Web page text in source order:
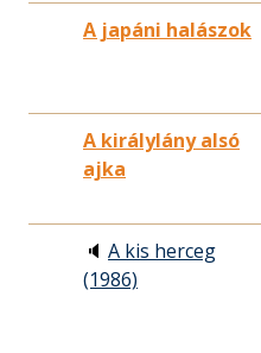
A japáni halászok
A királylány alsó
ajka
🔈 A kis herceg
(1986)